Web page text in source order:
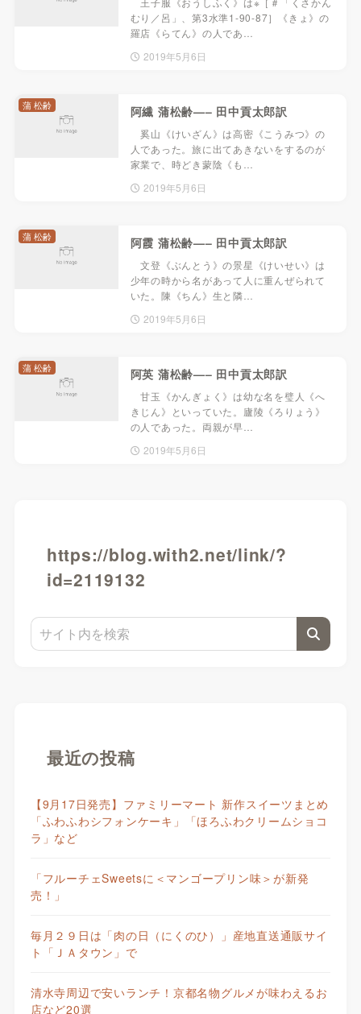
むり／呂」、第3水準1-90-87］《きょ》の
羅店《らてん》の人であ…
2019年5月6日
阿繊 蒲松齢—– 田中貢太郎訳
奚山《けいざん》は高密《こうみつ》の
人であった。旅に出てあきないをするのが
家業で、時どき蒙陰《も…
2019年5月6日
蒲 松齢
阿霞 蒲松齢—– 田中貢太郎訳
文登《ぶんとう》の景星《けいせい》は
少年の時から名があって人に重んぜられて
いた。陳《ちん》生と隣…
2019年5月6日
蒲 松齢
阿英 蒲松齢—– 田中貢太郎訳
甘玉《かんぎょく》は幼な名を璧人《へ
きじん》といっていた。廬陵《ろりょう》
の人であった。両親が早…
2019年5月6日
蒲 松齢
https://blog.with2.net/link/?
id=2119132
最近の投稿
【9月17日発売】ファミリーマート 新作スイーツまとめ
「ふわふわシフォンケーキ」「ほろふわクリームショコ
ラ」など
「フルーチェSweetsに＜マンゴープリン味＞が新発
売！」
毎月２９日は「肉の日（にくのひ）」産地直送通販サイ
ト「ＪＡタウン」で
清水寺周辺で安いランチ！京都名物グルメが味わえるお
店など20選